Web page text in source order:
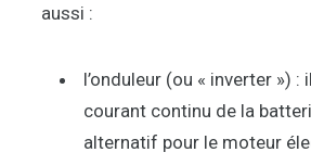
aussi :
l’onduleur (ou « inverter »)
courant continu de la
alternatif pour le moteur